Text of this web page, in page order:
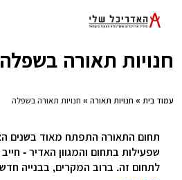
חנויות תאורה בשפלה
עמוד בית » חנויות תאורה » חנויות תאורה בשפלה
תחום התאורה התפתח מאוד בשנים
שפעילות בתחום והמגוון האדיר -
לתחום זה. ברוב המקרים, בבנייה